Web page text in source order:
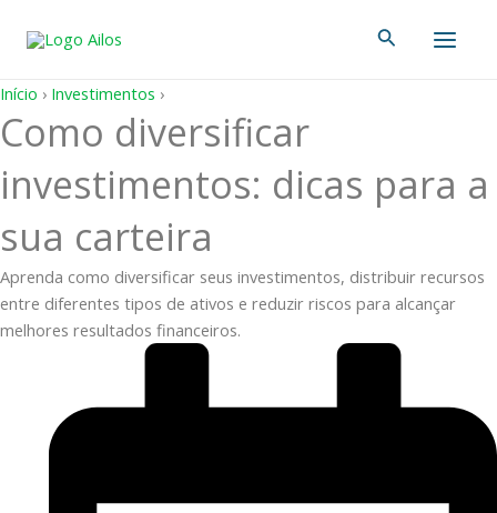
para
conteúdo
Pesquisar
Início › Investimentos ›
Como diversificar
investimentos: dicas para a
sua carteira
Aprenda como diversificar seus investimentos, distribuir recursos
entre diferentes tipos de ativos e reduzir riscos para alcançar
melhores resultados financeiros.